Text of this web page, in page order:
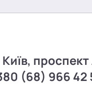
(68) 966 42